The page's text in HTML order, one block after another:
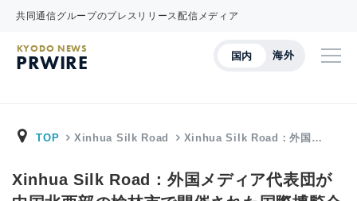
共同通信グループのプレスリリース配信メディア
国内 海外
KYODO NEWS
PRWIRE
TOP Xinhua Silk Road Xinhua Silk Road：外国…
Xinhua Silk Road：外国メディア代表団が